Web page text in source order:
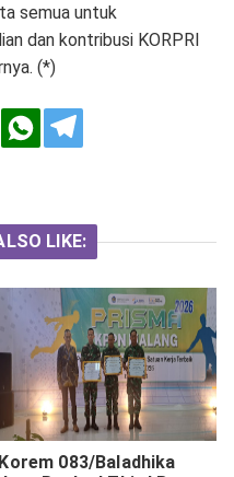
semua untuk
dan kontribusi KORPRI
(*)
LIKE:
Korem 083/Baladhika